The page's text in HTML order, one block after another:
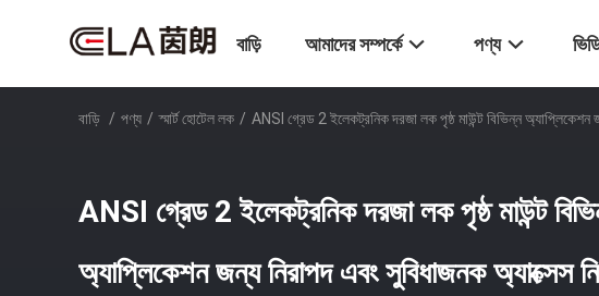
বাড়ি আমাদের সম্পর্কে পণ্য
বাড়ি / পণ্য / স্মার্ট হোটেল লক / ANSI গ্রেড 2 ইলেকট্রনিক দরজা লক পৃষ্ঠ মাউন্ট বিভিন্ন অ্যাপ্লিকেশন
ANSI গ্রেড 2 ইলেকট্রনিক দরজা লক পৃষ্ঠ মাউন্ট
অ্যাপ্লিকেশন জন্য নিরাপদ এবং সুবিধাজনক অ্যাক্সেস